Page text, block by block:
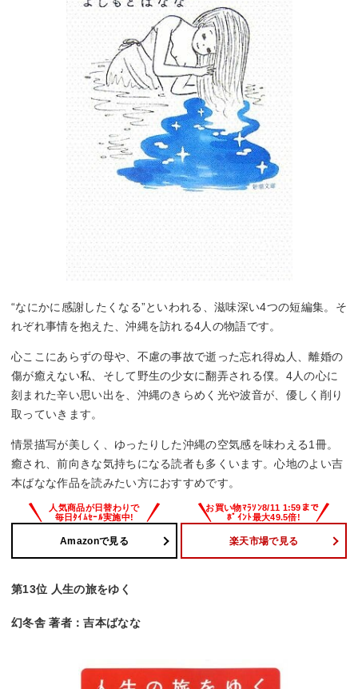
“なにかに感謝したくなる”といわれる、滋味深い4つの短編集。そ
れぞれ事情を抱えた、沖縄を訪れる4人の物語です。
心ここにあらずの母や、不慮の事故で逝った忘れ得ぬ人、離婚の
傷が癒えない私、そして野生の少女に翻弄される僕。4人の心に
刻まれた辛い思い出を、沖縄のきらめく光や波音が、優しく削り
取っていきます。
情景描写が美しく、ゆったりした沖縄の空気感を味わえる1冊。
癒され、前向きな気持ちになる読者も多くいます。心地のよい吉
本ばなな作品を読みたい方におすすめです。
Amazonで見る 楽天市場で見る
第13位 人生の旅をゆく
幻冬舎 著者：吉本ばなな